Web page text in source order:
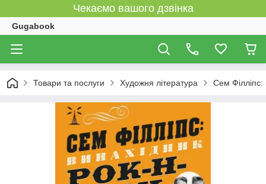
Чекаємо вашого дзвінка
Gugabook
Товари та послуги Художня література Сем Філліпс: